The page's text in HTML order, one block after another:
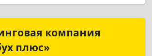
компания
плюс»
компания
«РОВЕР-бух плюс»